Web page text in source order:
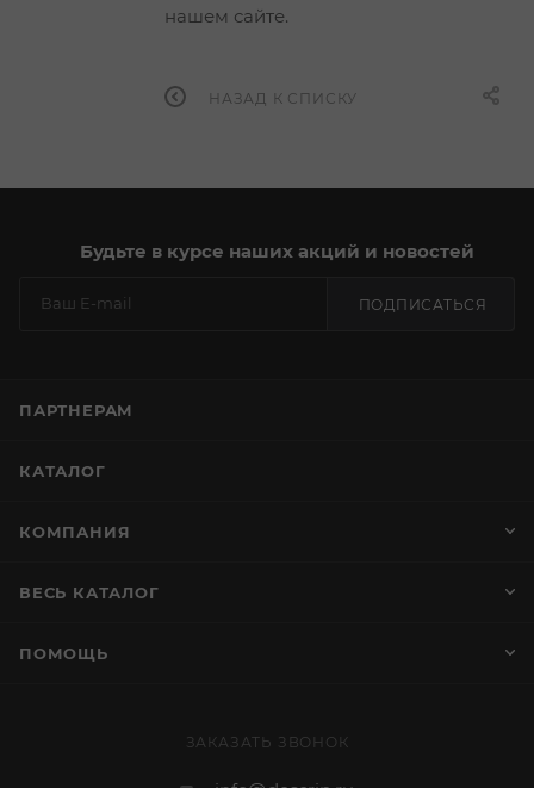
нашем сайте.
НАЗАД К СПИСКУ
Будьте в курсе наших акций и новостей
ПОДПИСАТЬСЯ
ПАРТНЕРАМ
КАТАЛОГ
КОМПАНИЯ
ВЕСЬ КАТАЛОГ
ПОМОЩЬ
ЗАКАЗАТЬ ЗВОНОК